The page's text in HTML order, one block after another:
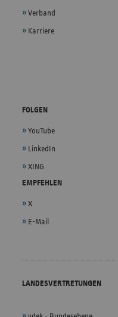
Verband
Karriere
FOLGEN
YouTube
LinkedIn
XING
EMPFEHLEN
X
E-Mail
LANDESVERTRETUNGEN